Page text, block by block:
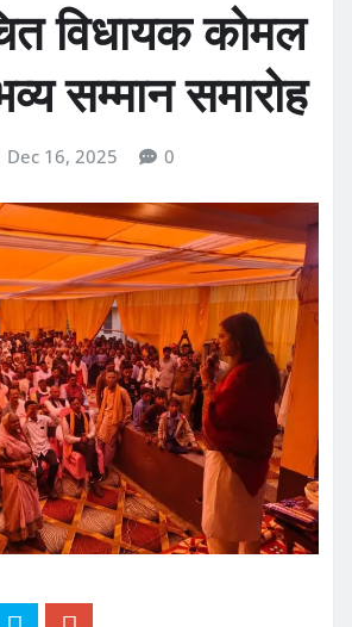
विधायक कोमल
सम्मान समारोह
Dec 16, 2025 0